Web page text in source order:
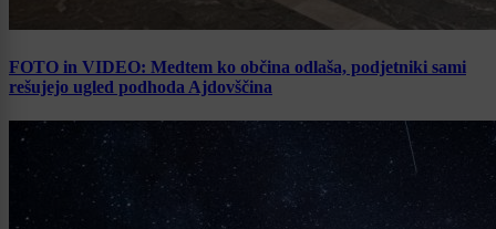
FOTO in VIDEO: Medtem ko občina odlaša, podjetniki sami
rešujejo ugled podhoda Ajdovščina